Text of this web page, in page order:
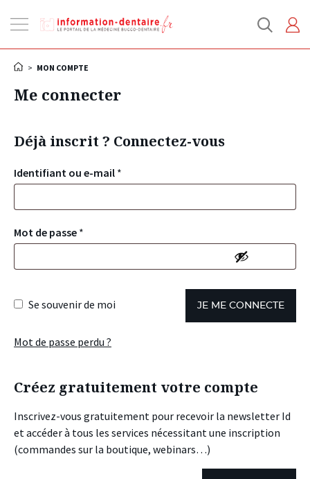
la
> MON COMPTE
Me connecter
Déjà inscrit ? Connectez-vous
Identifiant ou e-mail *
Mot de passe *
Se souvenir de moi JE ME CONNECTE
Mot de passe perdu ?
Créez gratuitement votre compte
Inscrivez-vous gratuitement pour recevoir la newsletter Id
et accéder à tous les services nécessitant une inscription
(commandes sur la boutique, webinars…)